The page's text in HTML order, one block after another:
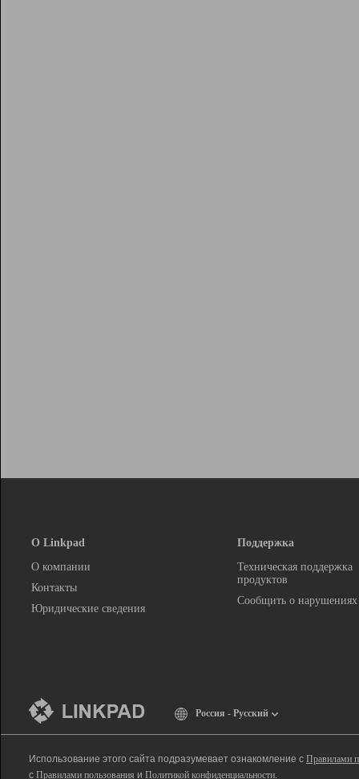
О Linkpad
О компании
Контакты
Юридические сведения
Поддержка
Техническая поддержка
продуктов
Сообщить о нарушениях
Россия - Русский
Использование этого сайта подразумевает ознакомление с Правилами
с Правилами пользования и Политикой конфиденциальности.